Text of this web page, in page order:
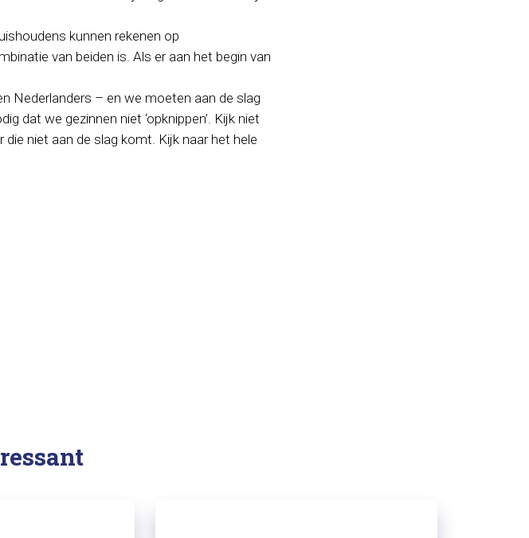
kunnen rekenen op
van beiden is. Als er aan het begin van
Nederlanders – en we moeten aan de slag
dat we gezinnen niet ‘opknippen’. Kijk niet
niet aan de slag komt. Kijk naar het hele